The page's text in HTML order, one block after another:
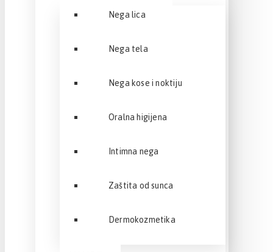
Nega lica
Nega tela
Nega kose i noktiju
Oralna higijena
Intimna nega
Zaštita od sunca
Dermokozmetika